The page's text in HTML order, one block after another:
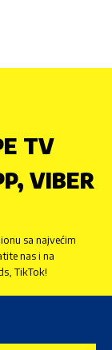
TV
VIBER
sa najvećim
nas i na
TikTok!